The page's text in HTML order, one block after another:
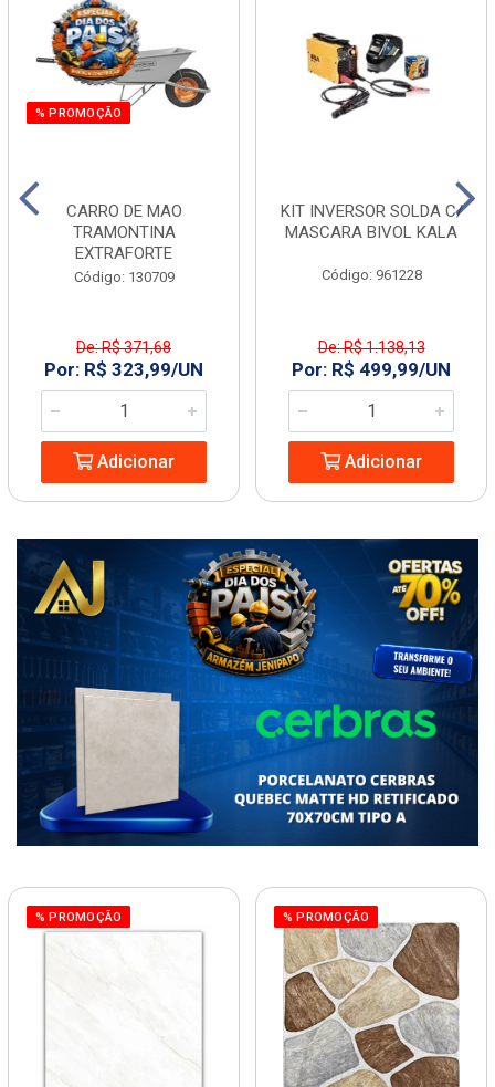
% PROMOÇÃO
CARRO DE MAO
TRAMONTINA
EXTRAFORTE
Código: 130709
De: R$ 371,68
Por: R$ 323,99/UN
Adicionar
KIT INVERSOR SOLDA C/
MASCARA BIVOL KALA
Código: 961228
De: R$ 1.138,13
Por: R$ 499,99/UN
Adicionar
% PROMOÇÃO % PROMOÇÃO